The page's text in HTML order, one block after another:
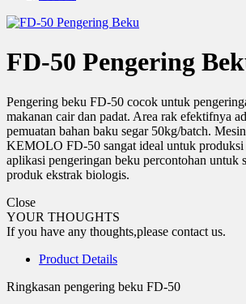
FD-50 Pengering
Pengering beku FD-50 cocok untuk
makanan cair dan padat. Area rak efektifnya
pemuatan bahan baku segar 50kg/batch.
KEMOLO FD-50 sangat ideal untuk produksi
aplikasi pengeringan beku percontohan untuk
produk ekstrak biologis.
Close
YOUR THOUGHTS
If you have any thoughts,please contact us.
Product Details
Ringkasan pengering beku FD-50